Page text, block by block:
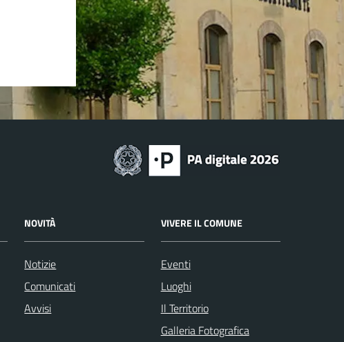
NOVITÀ
Notizie
Comunicati
Avvisi
VIVERE IL COMUNE
Eventi
Luoghi
Il Territorio
Galleria Fotografica